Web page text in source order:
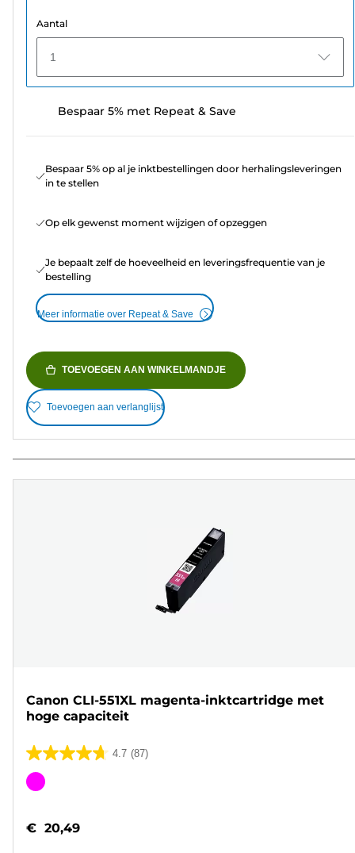
Aantal
1
Bespaar 5% met Repeat & Save
Bespaar 5% op al je inktbestellingen door herhalingsleveringen
in te stellen
Op elk gewenst moment wijzigen of opzeggen
Je bepaalt zelf de hoeveelheid en leveringsfrequentie van je
bestelling
Meer informatie over Repeat & Save
TOEVOEGEN AAN WINKELMANDJE
Toevoegen aan verlanglijst
Canon CLI-551XL magenta-inktcartridge met
hoge capaciteit
4.7 (87)
4.7
van
sterren.
Kleurencartridge
€ 20,49